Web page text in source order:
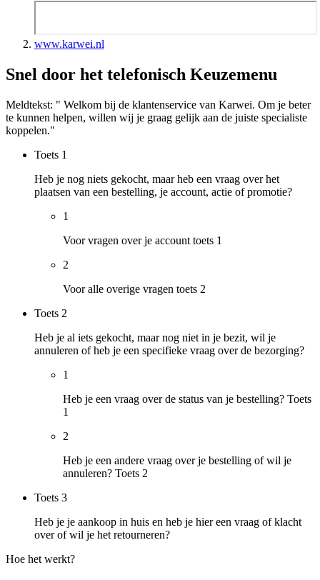
www.karwei.nl
Snel door het telefonisch Keuzemenu
Meldtekst: " Welkom bij de klantenservice van Karwei. Om je beter
te kunnen helpen, willen wij je graag gelijk aan de juiste specialiste
koppelen."
Toets 1
Heb je nog niets gekocht, maar heb een vraag over het
plaatsen van een bestelling, je account, actie of promotie?
1
Voor vragen over je account toets 1
2
Voor alle overige vragen toets 2
Toets 2
Heb je al iets gekocht, maar nog niet in je bezit, wil je
annuleren of heb je een specifieke vraag over de bezorging?
1
Heb je een vraag over de status van je bestelling? Toets
1
2
Heb je een andere vraag over je bestelling of wil je
annuleren? Toets 2
Toets 3
Heb je je aankoop in huis en heb je hier een vraag of klacht
over of wil je het retourneren?
Hoe het werkt?